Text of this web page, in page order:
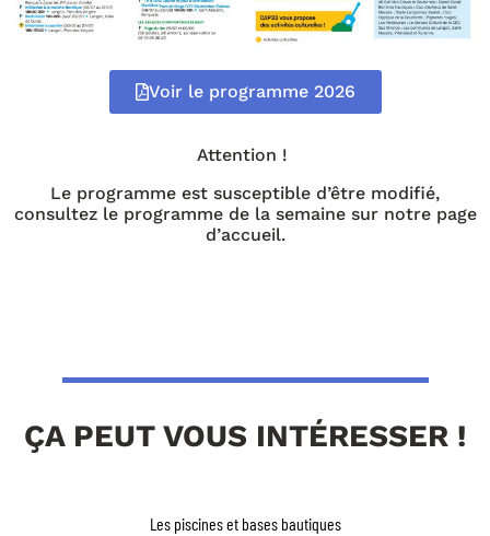
Voir le programme 2026
Attention !
Le programme est susceptible d’être modifié,
consultez le programme de la semaine sur notre page
d’accueil.
ÇA PEUT VOUS INTÉRESSER !
Les piscines et bases bautiques